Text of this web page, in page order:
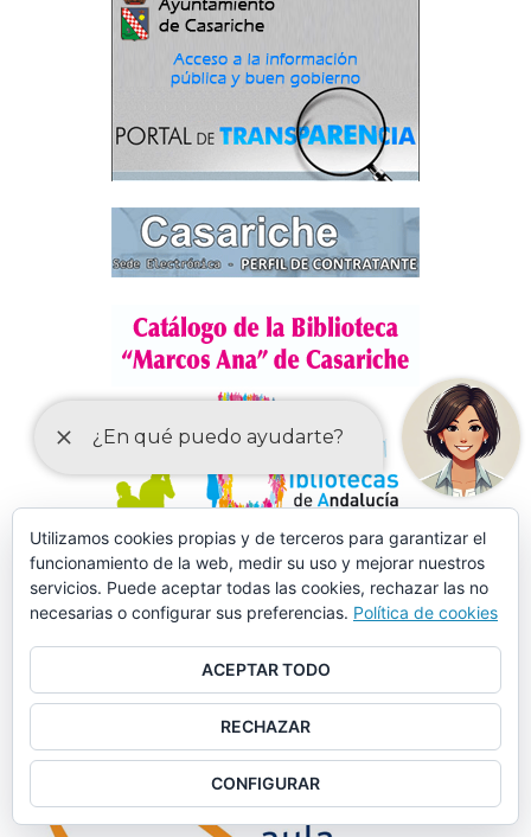
MÁS DE 150 CURSOS EN AULA MENTOR CASARICHE
Utilizamos cookies propias y de terceros para garantizar el
funcionamiento de la web, medir su uso y mejorar nuestros
servicios. Puede aceptar todas las cookies, rechazar las no
necesarias o configurar sus preferencias. Política de cookies
ACEPTAR TODO
RECHAZAR
CONFIGURAR